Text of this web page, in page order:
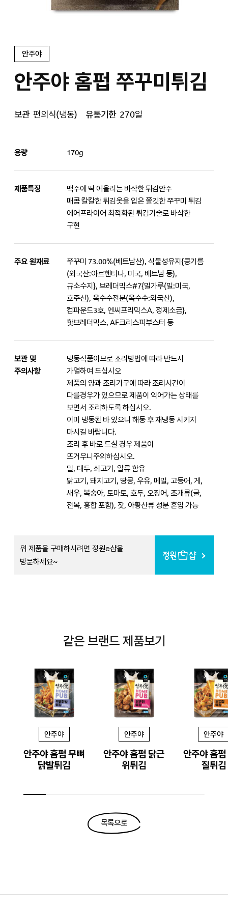
안주야
안주야 홈펍 쭈꾸미튀김
보관 편의식(냉동) 유통기한 270일
용량 170g
제품특징
맥주에 딱 어울리는 바삭한 튀김안주
매콤 칼칼한 튀김옷을 입은 쫄깃한 쭈꾸미 튀김
에어프라이어 최적화된 튀김기술로 바삭한
구현
주요 원재료
쭈꾸미 73.00%(베트남산), 식물성유지{콩기름
(외국산:아르헨티나, 미국, 베트남 등),
규소수지}, 브레더믹스#7{밀가루(밀:미국,
호주산), 옥수수전분(옥수수:외국산),
컴파운드3호, 엔씨프리믹스A, 정제소금},
핫브레더믹스, AF크리스피부스터 등
보관 및
주의사항
냉동식품이므로 조리방법에 따라 반드시
가열하여 드십시오
제품의 양과 조리기구에 따라 조리시간이
다를경우가 있으므로 제품이 익어가는 상태를
보면서 조리하도록 하십시오.
이미 냉동된 바 있으니 해동 후 재냉동 시키지
마시길 바랍니다.
조리 후 바로 드실 경우 제품이
뜨거우니주의하십시오.
밀, 대두, 쇠고기, 알류 함유
닭고기, 돼지고기, 땅콩, 우유, 메밀, 고등어, 게,
새우, 복숭아, 토마토, 호두, 오징어, 조개류(굴,
전복, 홍합 포함), 잣, 아황산류 성분 혼입 가능
위 제품을 구매하시려면 정원e샵을
방문하세요~
같은 브랜드 제품보기
안주야
안주야 홈펍 무뼈
닭발튀김
안주야
안주야 홈펍 닭근
위튀김
안주야
안주야 홈
질튀김
목록으로